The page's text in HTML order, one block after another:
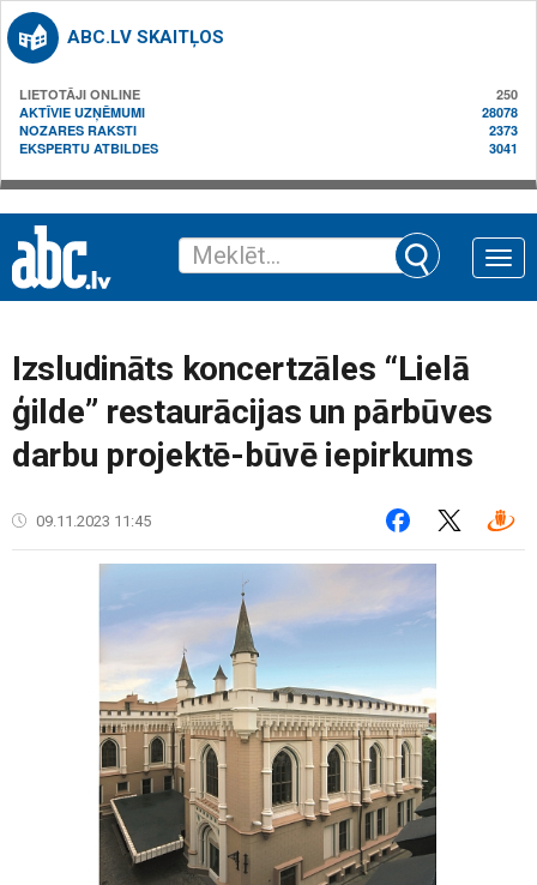
ABC.LV SKAITĻOS
LIETOTĀJI ONLINE
250
AKTĪVIE UZŅĒMUMI
28078
NOZARES RAKSTI
2373
EKSPERTU ATBILDES
3041
Toggle
Izsludināts koncertzāles “Lielā
ģilde” restaurācijas un pārbūves
darbu projektē-būvē iepirkums
09.11.2023 11:45